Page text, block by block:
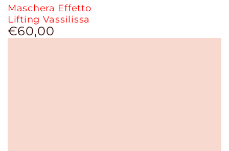
Maschera Effetto
Lifting Vassilissa
Prezzo
regolare
€60,00